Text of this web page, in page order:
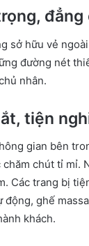
đẳng
sở hữu vẻ
đường nét
nhân.
tiện
gian bên
chút tỉ mỉ.
Các trang bị
ghế
khách.